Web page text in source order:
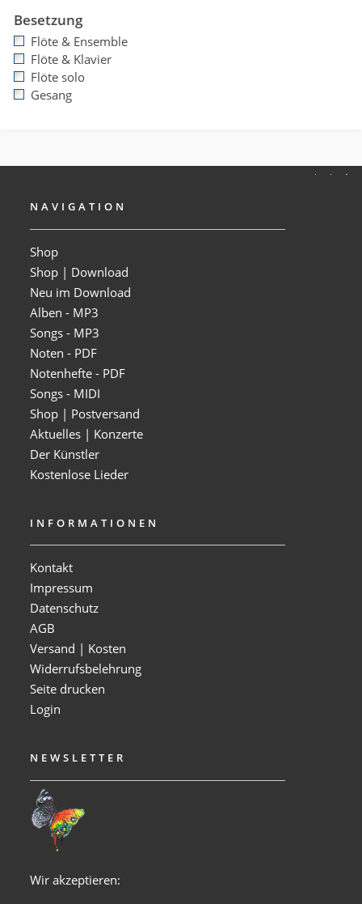
Besetzung
Flöte & Ensemble
Flöte & Klavier
Flöte solo
Gesang
NAVIGATION
Shop
Shop | Download
Neu im Download
Alben - MP3
Songs - MP3
Noten - PDF
Notenhefte - PDF
Songs - MIDI
Shop | Postversand
Aktuelles | Konzerte
Der Künstler
Kostenlose Lieder
INFORMATIONEN
Kontakt
Impressum
Datenschutz
AGB
Versand | Kosten
Widerrufsbelehrung
Seite drucken
Login
NEWSLETTER
Wir akzeptieren: